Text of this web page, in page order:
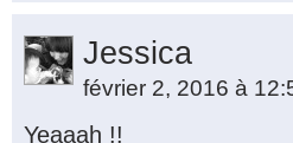
Jessica
février 2, 2016 à
Yeaaah !!